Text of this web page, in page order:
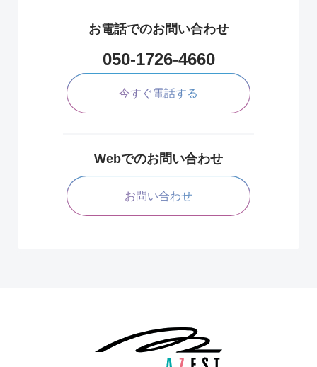
お電話でのお問い合わせ
050-1726-4660
今すぐ電話する
Webでのお問い合わせ
お問い合わせ